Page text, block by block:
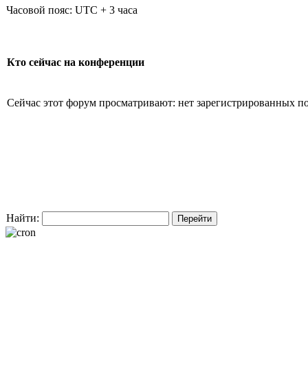
Часовой пояс: UTC + 3 часа
Кто сейчас на конференции
Сейчас этот форум просматривают: нет зарегистрированных
Найти: